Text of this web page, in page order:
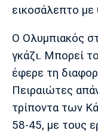
Ίντερ
Μπορούσια
Ντόρτμουντ
εικοσάλεπτο
Ο Ολυμπιακός
γκάζι. Μπορεί
έφερε τη
Πειραιώτες
τρίποντα των
58-45, με τους